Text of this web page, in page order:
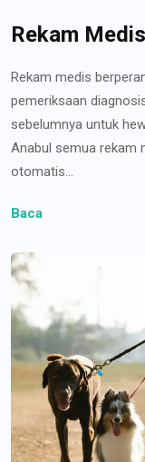
Rekam
Rekam medis
pemeriksaan
sebelumnya untuk
Anabul semua rekam
otomatis...
Baca